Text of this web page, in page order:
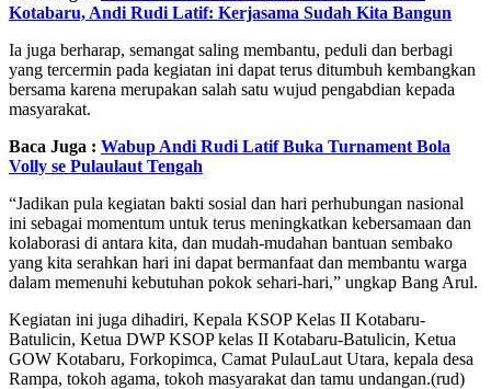
Kotabaru, Andi Rudi Latif: Kerjasama Sudah Kita Bangun
Ia juga berharap, semangat saling membantu, peduli dan berbagi
yang tercermin pada kegiatan ini dapat terus ditumbuh kembangkan
bersama karena merupakan salah satu wujud pengabdian kepada
masyarakat.
Baca Juga : Wabup Andi Rudi Latif Buka Turnament Bola
Volly se Pulaulaut Tengah
“Jadikan pula kegiatan bakti sosial dan hari perhubungan nasional
ini sebagai momentum untuk terus meningkatkan kebersamaan dan
kolaborasi di antara kita, dan mudah-mudahan bantuan sembako
yang kita serahkan hari ini dapat bermanfaat dan membantu warga
dalam memenuhi kebutuhan pokok sehari-hari,” ungkap Bang Arul.
Kegiatan ini juga dihadiri, Kepala KSOP Kelas II Kotabaru-
Batulicin, Ketua DWP KSOP kelas II Kotabaru-Batulicin, Ketua
GOW Kotabaru, Forkopimca, Camat PulauLaut Utara, kepala desa
Rampa, tokoh agama, tokoh masyarakat dan tamu undangan.(rud)